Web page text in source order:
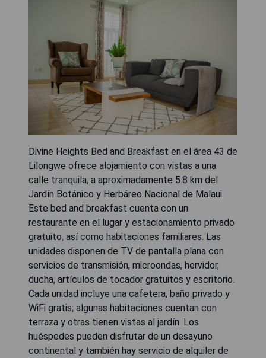
Divine Heights Bed and Breakfast en el área 43 de
Lilongwe ofrece alojamiento con vistas a una
calle tranquila, a aproximadamente 5.8 km del
Jardín Botánico y Herbáreo Nacional de Malaui.
Este bed and breakfast cuenta con un
restaurante en el lugar y estacionamiento privado
gratuito, así como habitaciones familiares. Las
unidades disponen de TV de pantalla plana con
servicios de transmisión, microondas, hervidor,
ducha, artículos de tocador gratuitos y escritorio.
Cada unidad incluye una cafetera, baño privado y
WiFi gratis; algunas habitaciones cuentan con
terraza y otras tienen vistas al jardín. Los
huéspedes pueden disfrutar de un desayuno
continental y también hay servicio de alquiler de